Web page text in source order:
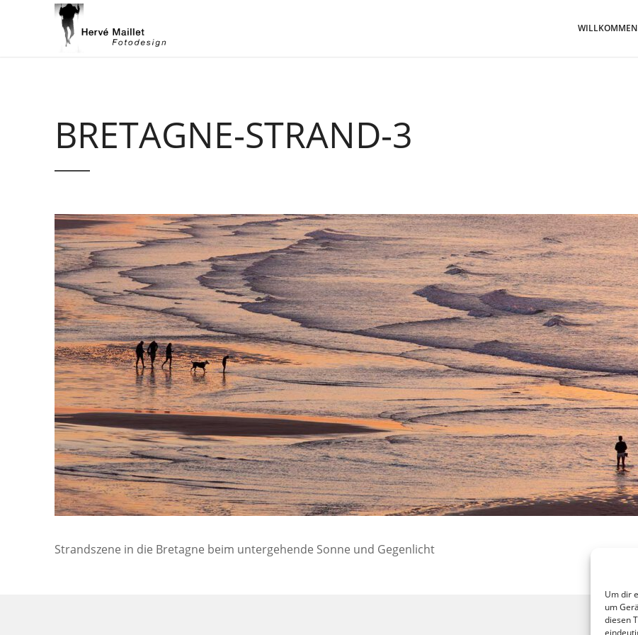
Um dir
um
diesen
WILLKOMMEN
BRETAGNE-STRAND-3
Strandszene in die Bretagne beim untergehende Sonne und Gegenlicht